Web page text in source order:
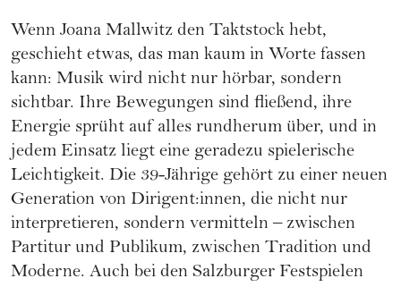
Wenn Joana Mallwitz den Taktstock hebt,
geschieht etwas, das man kaum in Worte fassen
kann: Musik wird nicht nur hörbar, sondern
sichtbar. Ihre Bewegungen sind fließend, ihre
Energie sprüht auf alles rundherum über, und in
jedem Einsatz liegt eine geradezu spielerische
Leichtigkeit. Die 39-Jährige gehört zu einer neuen
Generation von Dirigent:innen, die nicht nur
interpretieren, sondern vermitteln – zwischen
Partitur und Publikum, zwischen Tradition und
Moderne. Auch bei den Salzburger Festspielen